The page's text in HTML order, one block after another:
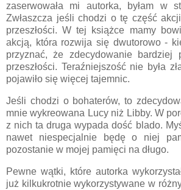
zaserwowała mi autorka, byłam w
Zwłaszcza jeśli chodzi o tę część
przeszłości. W tej książce mamy
akcją, która rozwija się dwutorowo -
przyznać, że zdecydowanie bardziej
przeszłości. Teraźniejszość nie była
pojawiło się więcej tajemnic.
Jeśli chodzi o bohaterów, to
mnie wykreowana Lucy niż Libby. W
z nich ta druga wypada dość blado.
nawet niespecjalnie będę o niej
pozostanie w mojej pamięci na długo.
Pewne wątki, które autorka
już kilkukrotnie wykorzystywane w